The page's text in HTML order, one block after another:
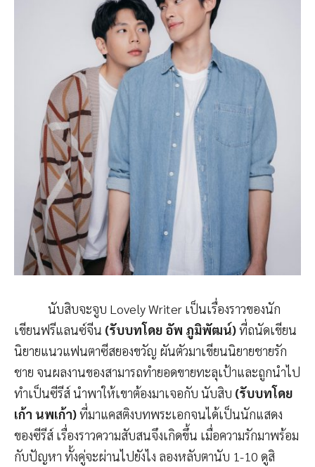
นับสิบจะจูบ Lovely Writer เป็นเรื่องราวของนัก
เขียนฟรีแลนซ์จีน (รับบทโดย อัพ ภูมิพัฒน์)ที่ถนัดเขียน
นิยายแนวแฟนตาซีสยองขวัญ ผันตัวมาเขียนนิยายชายรัก
ชาย จนผลงานของสามารถทำยอดขายทะลุเป้าและถูกนำไป
ทำเป็นซีรีส์ นำพาให้เขาต้องมาเจอกับ นับสิบ (รับบทโดย
เก้า นพเก้า)ที่มาแคสติงบทพระเอกจนได้เป็นนักแสดง
ของซีรีส์ เรื่องราวความสับสนจึงเกิดขึ้น เมื่อความรักมาพร้อม
กับปัญหา ทั้งคู่จะผ่านไปยังไง ลองหลับตานับ 1-10 ดูสิ